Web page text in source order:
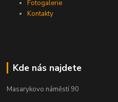
Fotogalerie
Kontakty
Kde nás najdete
Masarykovo náměstí 90